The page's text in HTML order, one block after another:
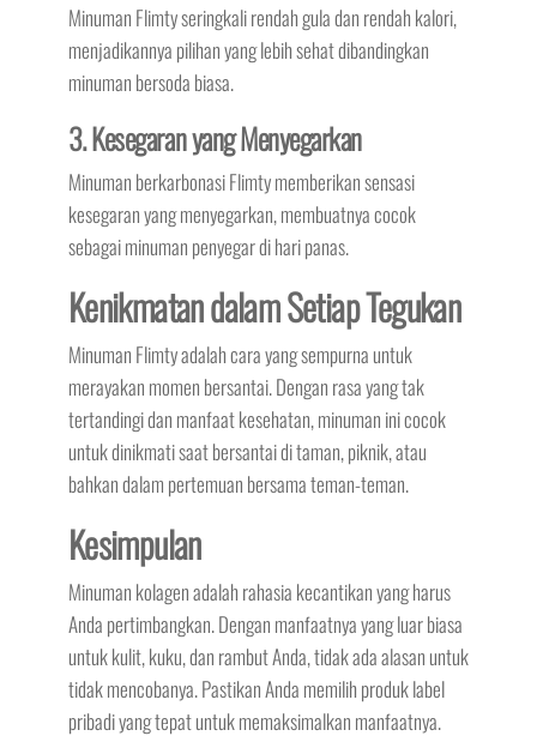
Minuman Flimty seringkali rendah gula dan rendah kalori,
menjadikannya pilihan yang lebih sehat dibandingkan
minuman bersoda biasa.
3. Kesegaran yang Menyegarkan
Minuman berkarbonasi Flimty memberikan sensasi
kesegaran yang menyegarkan, membuatnya cocok
sebagai minuman penyegar di hari panas.
Kenikmatan dalam Setiap Tegukan
Minuman Flimty adalah cara yang sempurna untuk
merayakan momen bersantai. Dengan rasa yang tak
tertandingi dan manfaat kesehatan, minuman ini cocok
untuk dinikmati saat bersantai di taman, piknik, atau
bahkan dalam pertemuan bersama teman-teman.
Kesimpulan
Minuman kolagen adalah rahasia kecantikan yang harus
Anda pertimbangkan. Dengan manfaatnya yang luar biasa
untuk kulit, kuku, dan rambut Anda, tidak ada alasan untuk
tidak mencobanya. Pastikan Anda memilih produk label
pribadi yang tepat untuk memaksimalkan manfaatnya.